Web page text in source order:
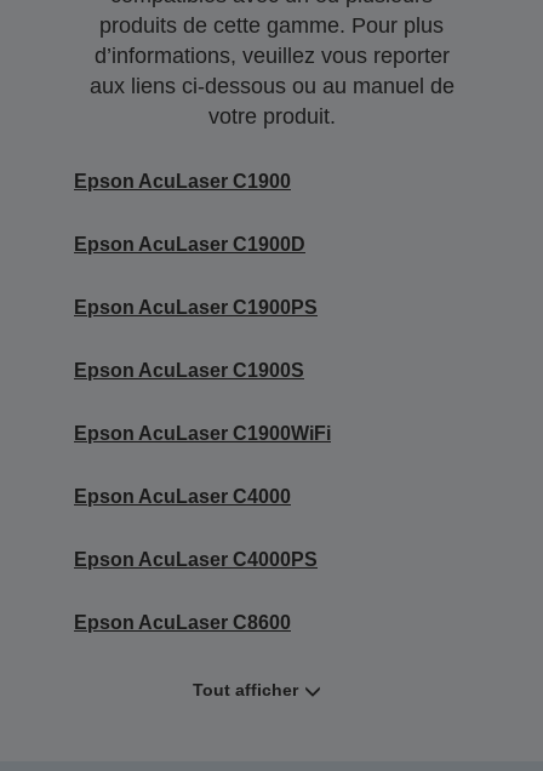
produits de cette gamme. Pour plus
d’informations, veuillez vous reporter
aux liens ci-dessous ou au manuel de
votre produit.
Epson AcuLaser C1900
Epson AcuLaser C1900D
Epson AcuLaser C1900PS
Epson AcuLaser C1900S
Epson AcuLaser C1900WiFi
Epson AcuLaser C4000
Epson AcuLaser C4000PS
Epson AcuLaser C8600
Tout afficher